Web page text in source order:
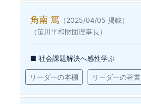
角南 篤 （2025/04/05 掲載）
（笹川平和財団理事長）
■ 社会課題解決へ感性学ぶ
リーダーの本棚 リーダーの著書